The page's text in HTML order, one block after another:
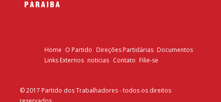
Home O Partido Direções Partidárias Documentos
Links Externos noticias Contato Filie-se
© 2017 Partido dos Trabalhadores - todos os direitos